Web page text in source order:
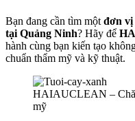
Bạn đang cần tìm một đơn vị
tại Quảng Ninh? Hãy để
hành cùng bạn kiến tạo
chuẩn thẩm mỹ và kỹ thuật.
HAIAUCLEAN –
mỹ